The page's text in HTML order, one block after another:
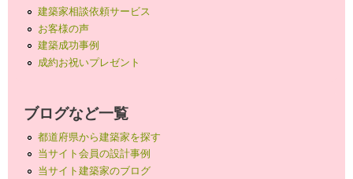
建築家相談依頼サービス
お客様の声
建築成功事例
成約お祝いプレゼント
ブログなど一覧
都道府県から建築家を探す
当サイト会員の設計事例
当サイト建築家のブログ